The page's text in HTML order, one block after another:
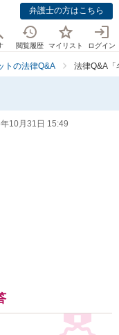
弁護士の方はこちら
閲覧履歴 マイリスト ログイン
トの法律Q&A 法律Q&A「
10月31日 15:49